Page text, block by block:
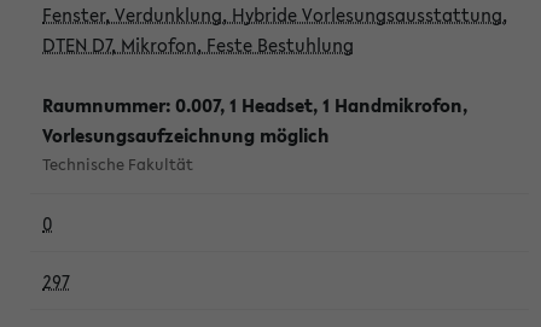
Fenster, Verdunklung, Hybride Vorlesungsausstattung,
DTEN D7, Mikrofon, Feste Bestuhlung
Raumnummer: 0.007, 1 Headset, 1 Handmikrofon,
Vorlesungsaufzeichnung möglich
Technische Fakultät
0
297